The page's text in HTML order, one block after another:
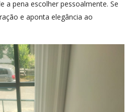
a pena escolher pessoalmente. Se
e aponta elegância ao